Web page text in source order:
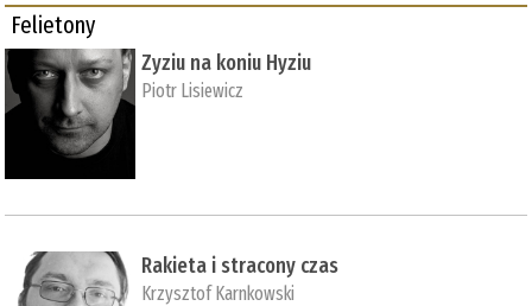
Felietony
Zyziu na koniu Hyziu
Piotr Lisiewicz
Rakieta i stracony czas
Krzysztof Karnkowski